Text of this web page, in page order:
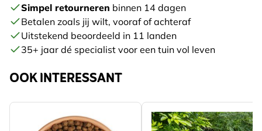
Simpel retourneren binnen 14 dagen
Betalen zoals jij wilt, vooraf of achteraf
Uitstekend beoordeeld in 11 landen
35+ jaar dé specialist voor een tuin vol leven
OOK INTERESSANT